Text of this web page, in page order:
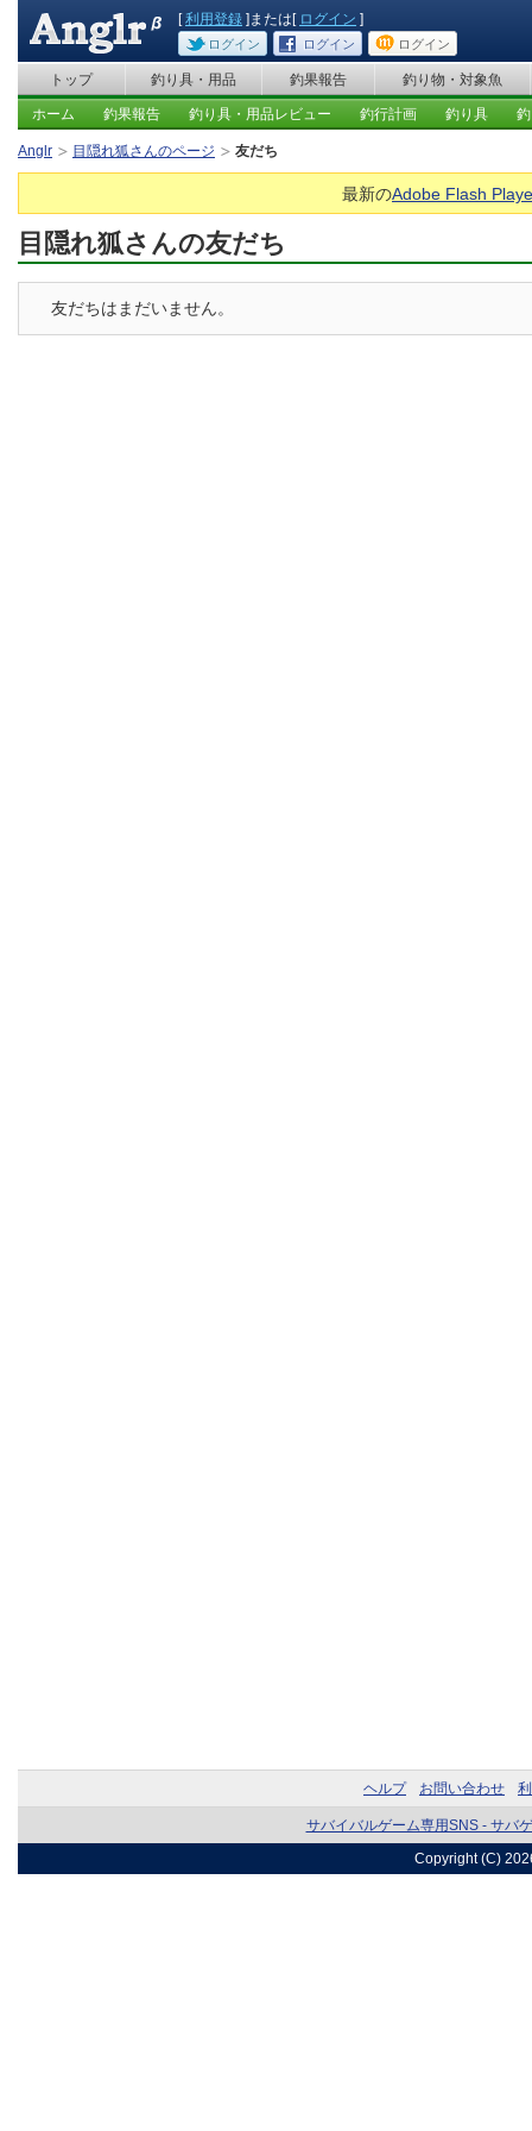
[利用登録 ]または[ ログイン ]
ログイン ログイン ログイン
トップ 釣り具・用品 釣果報告 釣り物・対象魚
ホーム 釣果報告 釣り具・用品レビュー 釣行計画 釣り具
Anglr 目隠れ狐さんのページ 友だち
最新のAdobe Flash
目隠れ狐さんの友だち
友だちはまだいません。
ヘルプ お問い合わせ
サバイバルゲーム専用SNS - サバ
Copyright (C)